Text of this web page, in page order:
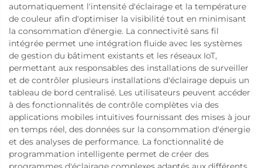
automatiquement l'intensité d'éclairage et la température
de couleur afin d'optimiser la visibilité tout en minimisant
la consommation d'énergie. La connectivité sans fil
intégrée permet une intégration fluide avec les systèmes
de gestion du bâtiment existants et les réseaux IoT,
permettant aux responsables des installations de surveiller
et de contrôler plusieurs installations d'éclairage depuis un
tableau de bord centralisé. Les utilisateurs peuvent accéder
à des fonctionnalités de contrôle complètes via des
applications mobiles intuitives fournissant des mises à jour
en temps réel, des données sur la consommation d'énergie
et des analyses de performance. La fonctionnalité de
programmation intelligente permet de créer des